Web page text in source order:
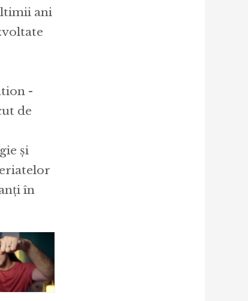
ani
-
de
și
în